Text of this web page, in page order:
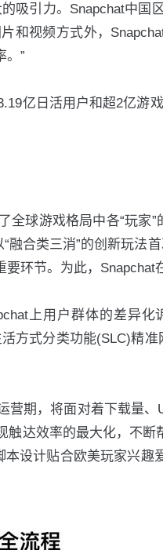
吸引力。Snapchat中
和视频方式外，
。”
亿日活用户和超2亿
球游戏格局中各“玩
合类三消”的创新玩
环节。为此，Snapchat
上用户群体的差异
方式分类功能(SLC)精
期，将面对着下载量
达效率的最大化，不
设计贴合欧美玩家兴